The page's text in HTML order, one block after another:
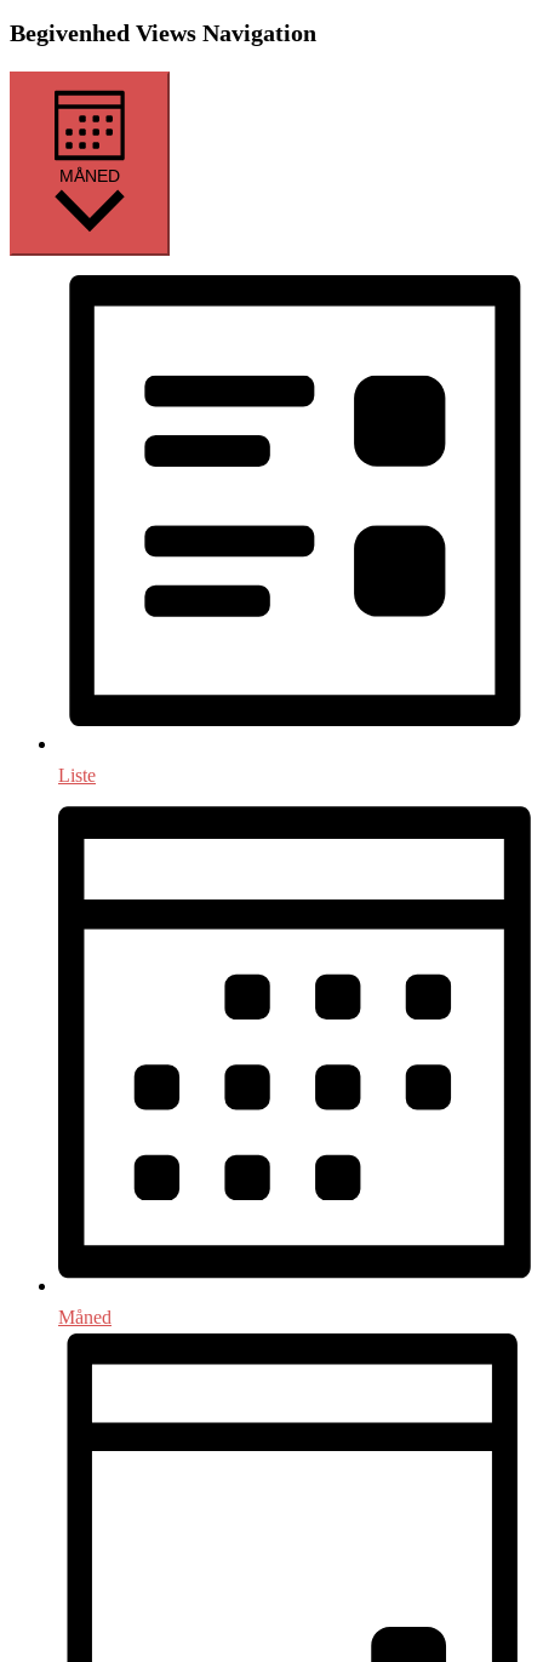
Begivenhed Views Navigation
MÅNED
Liste
Måned